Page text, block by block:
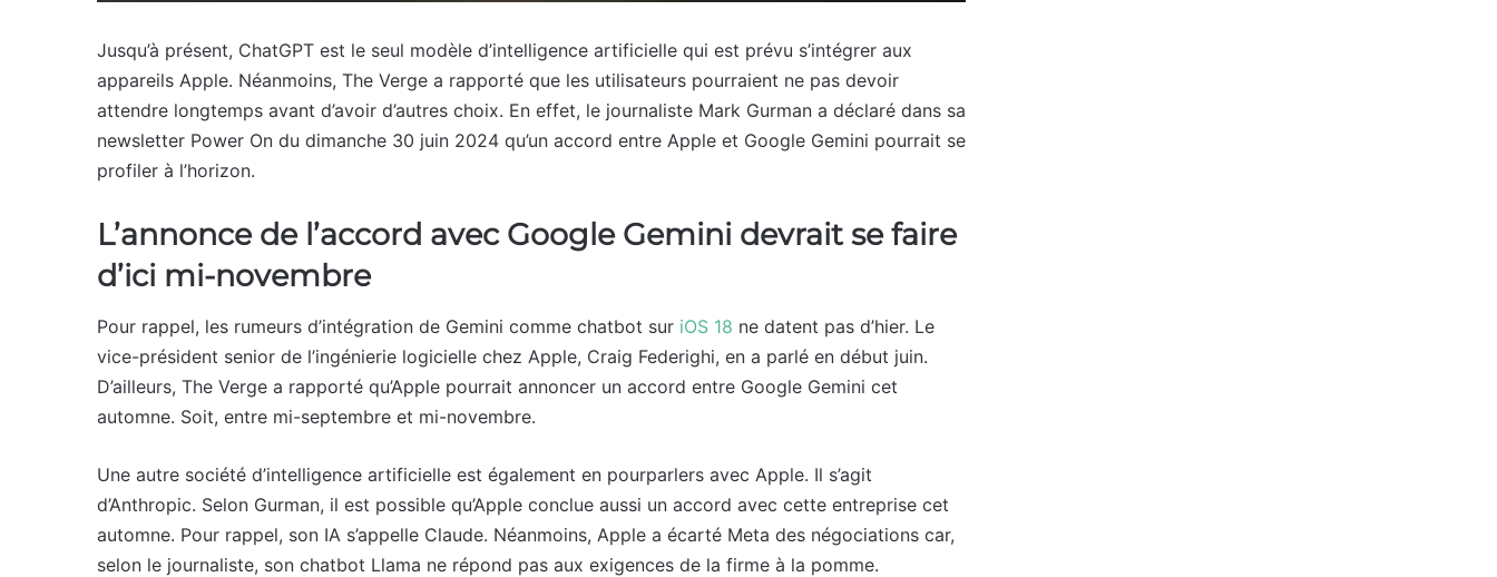
Jusqu’à présent, ChatGPT est le seul modèle d’intelligence artificielle qui est prévu s’intégrer aux
appareils Apple. Néanmoins, The Verge a rapporté que les utilisateurs pourraient ne pas devoir
attendre longtemps avant d’avoir d’autres choix. En effet, le journaliste Mark Gurman a déclaré dans sa
newsletter Power On du dimanche 30 juin 2024 qu’un accord entre Apple et Google Gemini pourrait se
profiler à l’horizon.
L’annonce de l’accord avec Google Gemini devrait se faire
d’ici mi-novembre
Pour rappel, les rumeurs d’intégration de Gemini comme chatbot sur iOS 18 ne datent pas d’hier. Le
vice-président senior de l’ingénierie logicielle chez Apple, Craig Federighi, en a parlé en début juin.
D’ailleurs, The Verge a rapporté qu’Apple pourrait annoncer un accord entre Google Gemini cet
automne. Soit, entre mi-septembre et mi-novembre.
Une autre société d’intelligence artificielle est également en pourparlers avec Apple. Il s’agit
d’Anthropic. Selon Gurman, il est possible qu’Apple conclue aussi un accord avec cette entreprise cet
automne. Pour rappel, son IA s’appelle Claude. Néanmoins, Apple a écarté Meta des négociations car,
selon le journaliste, son chatbot Llama ne répond pas aux exigences de la firme à la pomme.